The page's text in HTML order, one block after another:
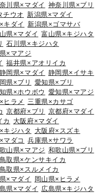
川県×マダイ 神奈川県×ブリ
チウオ 新潟県×マダイ
キダイ
新潟県×ゴマサバ
県×マダイ 富山県×キジハタ
石川県×キジハタ
×マアジ
福井県×アオリイカ
静岡県×マダイ 静岡県×イサキ
県×ブリ
愛知県×ブリ
県×ホウボウ 愛知県×マアジ
ヒラメ
三重県×カサゴ
京都府×ブリ
京都府×マダイ
カ
大阪府×マダイ
キジハタ
大阪府×スズキ
マダコ
兵庫県×サワラ
山県×マアジ 和歌山県×ブリ
鳥取県×ケンサキイカ
鳥取県×スルメイカ
×マダイ
岡山県×ヒラメ
県×マダイ 広島県×キジハタ